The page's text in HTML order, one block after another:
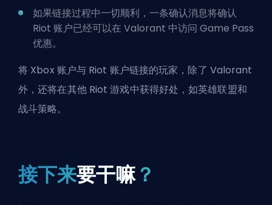
如果链接过程中一切顺利，一条确认消息将确认
Riot 账户已经可以在 Valorant 中访问 Game Pass
优惠。
将 Xbox 账户与 Riot 账户链接的玩家，除了 Valorant
外，还将在其他 Riot 游戏中获得好处，如英雄联盟和
战斗策略。
接下来要干嘛？